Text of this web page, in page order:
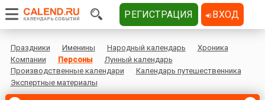
Праздники Именины Народный календарь
Хроника
Компании
Персоны
Лунный календарь
Производственные календари
Календарь путешественника
Экспертные материалы
РЕГИСТРАЦИЯ ВХОД